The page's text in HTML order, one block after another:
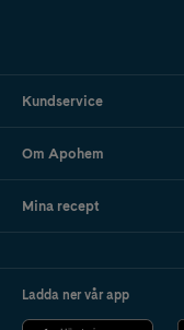
Kundservice
Om Apohem
Mina recept
Ladda ner vår app